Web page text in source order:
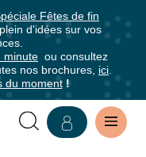
Fêtes de fin
d'idées sur vos
minute ou consultez
nos brochures, ici
du moment!